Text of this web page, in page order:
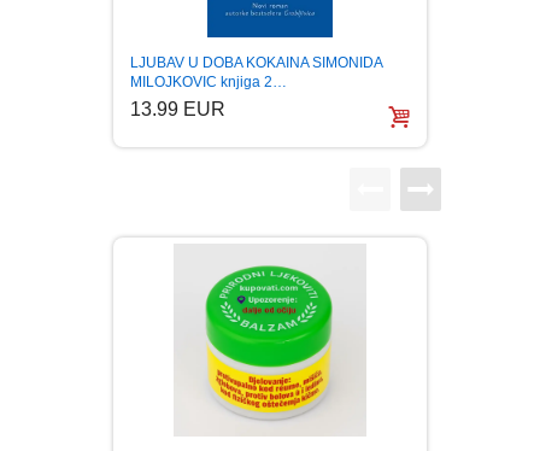
KOMEDIJA
KUVARI
LJUBAVNI
MITOLOGIJA
MUZIKA
LJUBAV U DOBA KOKAINA SIMONIDA
MILOJKOVIC knjiga 2…
13.99 EUR